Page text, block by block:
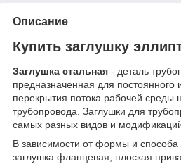
Описание
Купить заглушку
Заглушка стальная - деталь
предназначенная для постоянного
перекрытия потока рабочей среды
трубопровода. Заглушки для
самых разных видов и
В зависимости от формы и способа
заглушка фланцевая, плоская